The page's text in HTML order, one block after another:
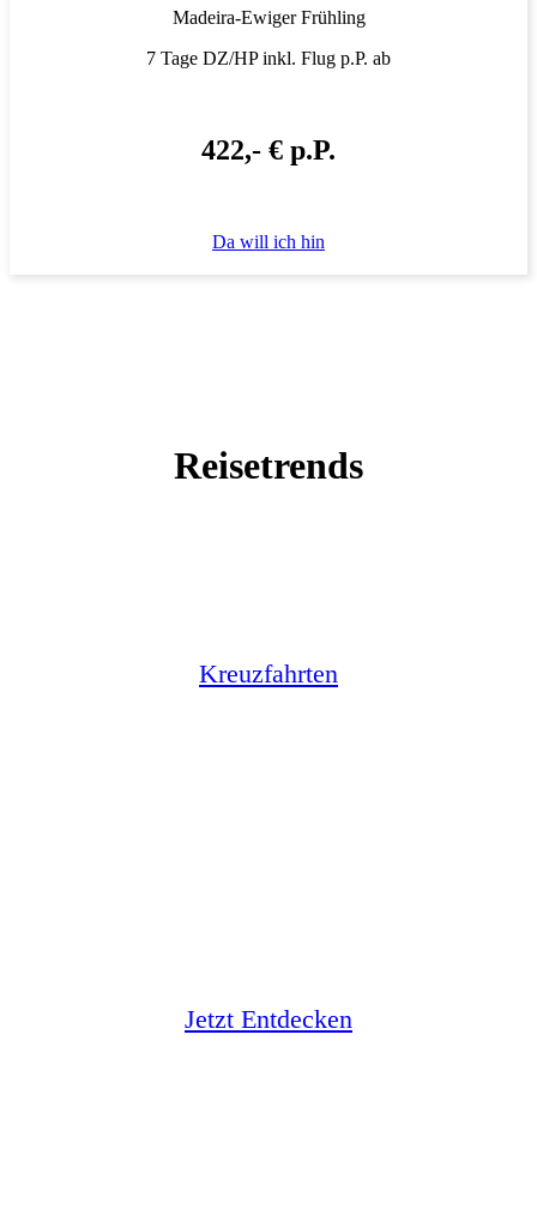
Madeira-Ewiger Frühling
7 Tage DZ/HP inkl. Flug p.P. ab
422,- € p.P.
Da will ich hin
Reisetrends
Kreuzfahrten
Jetzt Entdecken